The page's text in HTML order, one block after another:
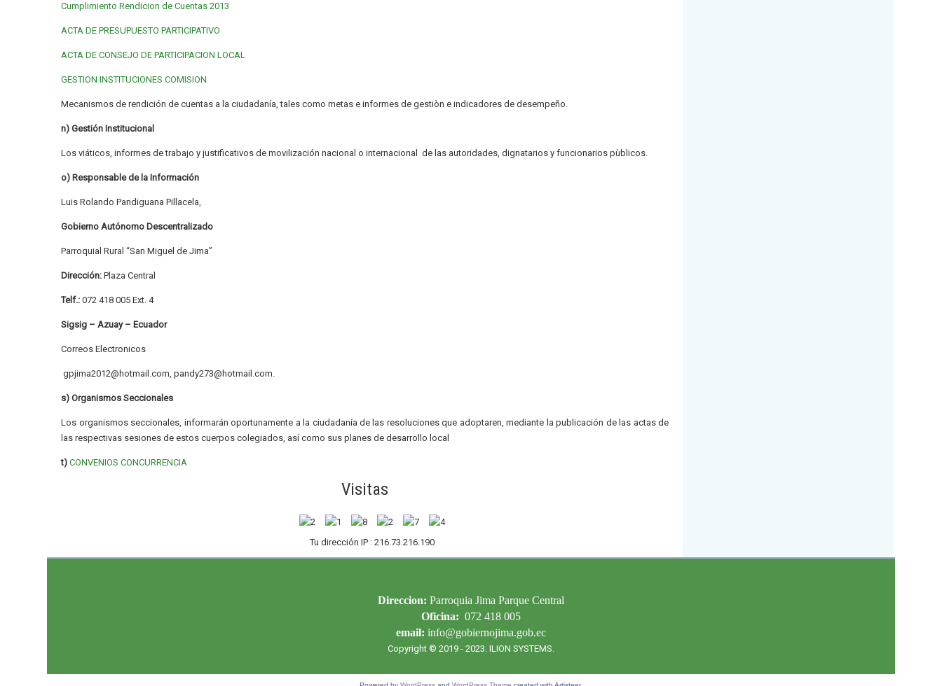
Cumplimiento Rendicion de Cuentas 2013
ACTA DE PRESUPUESTO PARTICIPATIVO
ACTA DE CONSEJO DE PARTICIPACION LOCAL
GESTION INSTITUCIONES COMISION
Mecanismos de rendición de cuentas a la ciudadanía, tales como metas e informes de gestiòn e indicadores de desempeño.
n) Gestión Institucional
Los viáticos, informes de trabajo y justificativos de movilización nacional o internacional de las autoridades, dignatarios y funcionarios pùblicos.
o) Responsable de la Información
Luis Rolando Pandiguana Pillacela,
Gobierno Autónomo Descentralizado
Parroquial Rural “San Miguel de Jima”
Dirección: Plaza Central
Telf.: 072 418 005 Ext. 4
Sigsig – Azuay – Ecuador
Correos Electronicos
gpjima2012@hotmail.com, pandy273@hotmail.com.
s) Organismos Seccionales
Los organismos seccionales, informarán oportunamente a la ciudadanía de las resoluciones que adoptaren, mediante la publicación de las actas de
las respectivas sesiones de estos cuerpos colegiados, así como sus planes de desarrollo local
t) CONVENIOS CONCURRENCIA
Visitas
Tu dirección IP : 216.73.216.190
Direccion: Parroquia Jima Parque Central
Oficina: 072 418 005
email: info@gobiernojima.gob.ec
Copyright © 2019 - 2023. ILION SYSTEMS.